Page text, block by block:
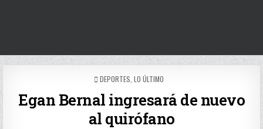
POSTED
DEPORTES LO ÚLTIMO
Egan Bernal ingresará de nuevo
al quirófano